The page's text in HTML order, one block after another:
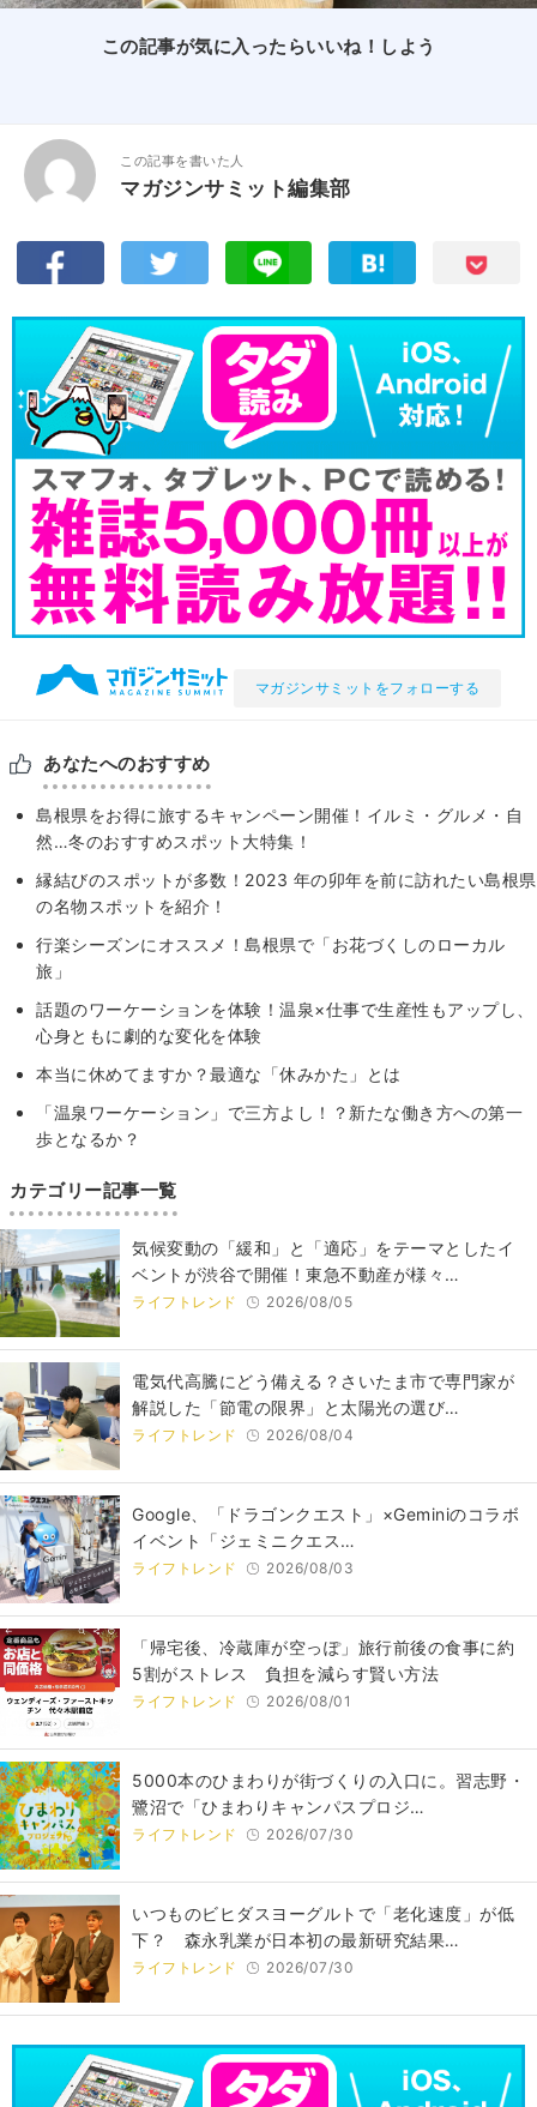
この記事が気に入ったらいいね！しよう
この記事を書いた人
マガジンサミット編集部
マガジンサミットをフォローする
あなたへのおすすめ
島根県をお得に旅するキャンペーン開催！イルミ・グルメ・自
然…冬のおすすめスポット大特集！
縁結びのスポットが多数！2023 年の卯年を前に訪れたい島根県
の名物スポットを紹介！
行楽シーズンにオススメ！島根県で「お花づくしのローカル
旅」
話題のワーケーションを体験！温泉×仕事で生産性もアップし、
心身ともに劇的な変化を体験
本当に休めてますか？最適な「休みかた」とは
「温泉ワーケーション」で三方よし！？新たな働き方への第一
歩となるか？
カテゴリー記事一覧
気候変動の「緩和」と「適応」をテーマとしたイ
ベントが渋谷で開催！東急不動産が様々…
ライフトレンド 2026/08/05
電気代高騰にどう備える？さいたま市で専門家が
解説した「節電の限界」と太陽光の選び…
ライフトレンド 2026/08/04
Google、「ドラゴンクエスト」×Geminiのコラボ
イベント「ジェミニクエス…
ライフトレンド 2026/08/03
「帰宅後、冷蔵庫が空っぽ」旅行前後の食事に約
5割がストレス 負担を減らす賢い方法
ライフトレンド 2026/08/01
5000本のひまわりが街づくりの入口に。習志野・
鷺沼で「ひまわりキャンパスプロジ…
ライフトレンド 2026/07/30
いつものビヒダスヨーグルトで「老化速度」が低
下？ 森永乳業が日本初の最新研究結果…
ライフトレンド 2026/07/30